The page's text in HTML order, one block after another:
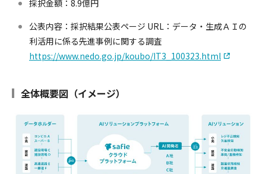
採択金額：8.9億円
公表内容：採択結果公表ページ URL：データ・生成ＡＩの
利活用に係る先進事例に関する調査
https://www.nedo.go.jp/koubo/IT3_100323.html
全体概要図（イメージ）